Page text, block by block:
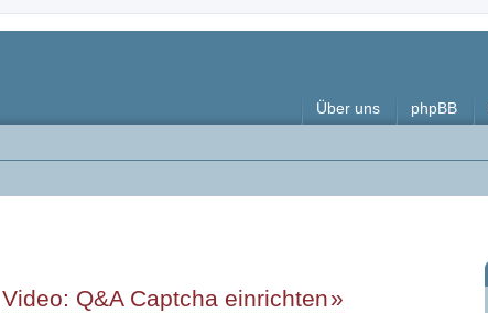
Über uns phpBB
Video: Q&A Captcha einrichten